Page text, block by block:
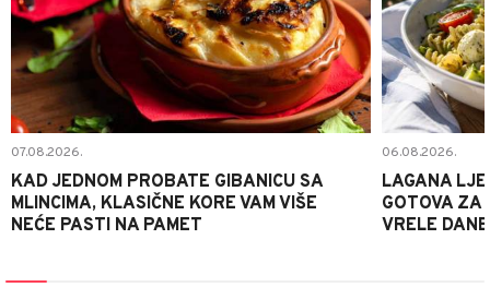
07.08.2026.
KAD JEDNOM PROBATE GIBANICU SA
MLINCIMA, KLASIČNE KORE VAM VIŠE
NEĆE PASTI NA PAMET
06.08.2026.
LAGANA
GOTOVA ZA
VRELE DANE